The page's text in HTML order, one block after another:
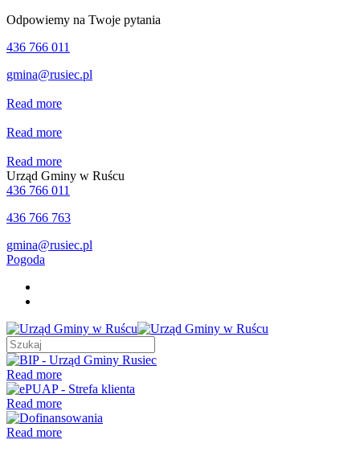
Odpowiemy na Twoje pytania
436 766 011
gmina@rusiec.pl
Read more
Read more
Read more
Urząd Gminy w Ruścu
436 766 011
436 766 763
gmina@rusiec.pl
Pogoda
Read more
Read more
Read more